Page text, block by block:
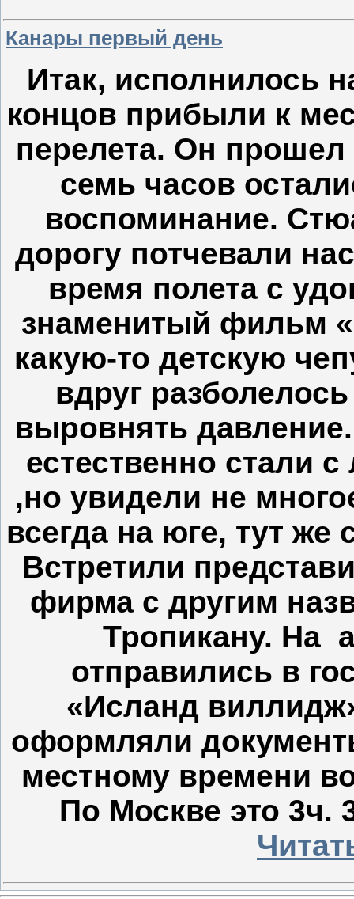
Канары первый день
Итак, исполнилось
концов прибыли к
перелета. Он прошел
семь часов
воспоминание.
дорогу потчевали
время полета с
знаменитый фильм
какую-то детскую
вдруг
выровнять
естественно стали
,но увидели не
всегда на юге, тут же
Встретили
фирма с другим
Тропикану. На
отправились в
«Исланд
оформляли
местному времени
По Москве это 3ч.